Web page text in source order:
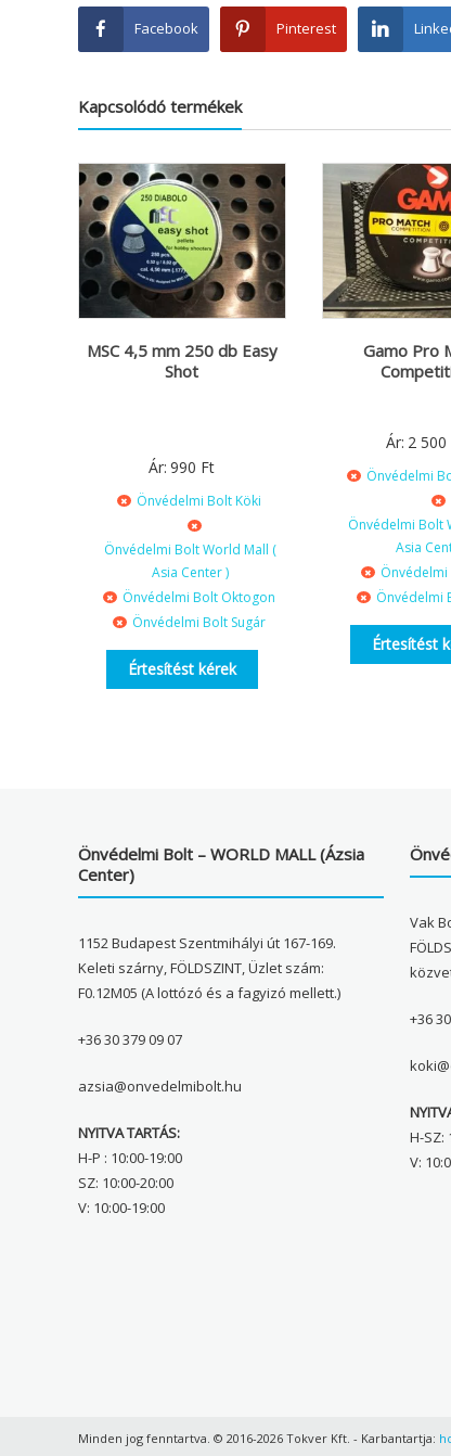
Facebook Pinterest
Kapcsolódó termékek
MSC 4,5 mm 250 db Easy
Shot
Ár: 990 Ft
Önvédelmi Bolt Köki
Önvédelmi Bolt World Mall (
Asia Center )
Önvédelmi Bolt Oktogon
Önvédelmi Bolt Sugár
Értesítést kérek
Gamo Pro
Ár: 2 500
Önvédelmi
Önvédelmi Bolt
Asia
Önvédelmi
Önvédelmi
Értesítést
Önvédelmi Bolt – WORLD MALL (Ázsia
Center)
1152 Budapest Szentmihályi út 167-169.
Keleti szárny, FÖLDSZINT, Üzlet szám:
F0.12M05 (A lottózó és a fagyizó mellett.)
+36 30 379 09 07
azsia@onvedelmibolt.hu
NYITVA TARTÁS:
H-P : 10:00-19:00
SZ: 10:00-20:00
V: 10:00-19:00
Vak
+36
H-SZ:
V:
Minden jog fenntartva. © 2016-2026 Tokver Kft. - Karbantartja: